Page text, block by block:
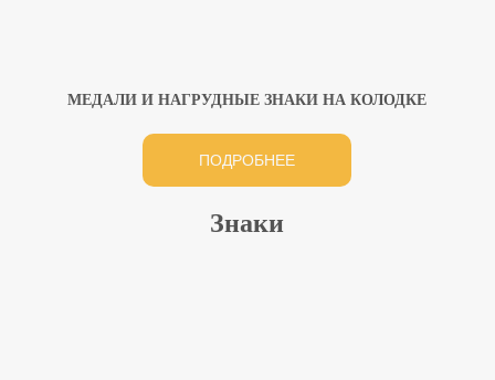
МЕДАЛИ И НАГРУДНЫЕ ЗНАКИ НА КОЛОДКЕ
ПОДРОБНЕЕ
Знаки